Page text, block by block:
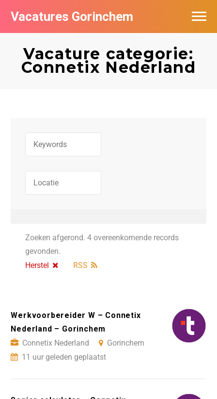
Vacatures Gorinchem
Vacature categorie:
Connetix Nederland
Zoeken afgerond. 4 overeenkomende records
gevonden.
Herstel
RSS
Werkvoorbereider W – Connetix
Nederland – Gorinchem
Connetix Nederland
Gorinchem
11 uur geleden geplaatst
Vacatures bij bedrijven in Gorinchem
De populairste vacatures in Gorinchem